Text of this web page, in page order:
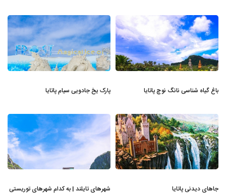
باغ گیاه شناسی نانگ نوچ پاتایا پارک یخ جادویی سیام پاتایا
جاهای دیدنی پاتایا
شهرهای تایلند | به کدام شهرهای توریستی